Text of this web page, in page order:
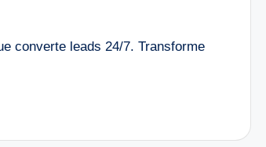
converte leads 24/7. Transforme